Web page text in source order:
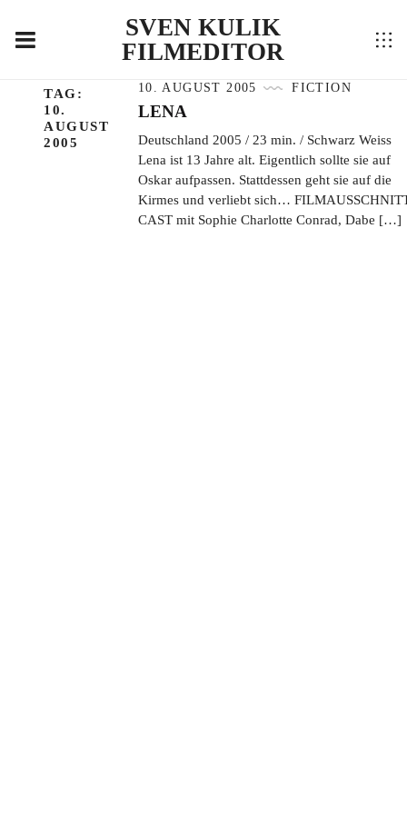
SVEN KULIK
FILMEDITOR
TAG:
10.
AUGUST
2005
10. AUGUST 2005 FICTION
LENA
Deutschland 2005 / 23 min. / Schwarz Weiss
Lena ist 13 Jahre alt. Eigentlich sollte sie auf
Oskar aufpassen. Stattdessen geht sie auf die
Kirmes und verliebt sich…
CAST mit Sophie Charlotte Conrad, Dabe […]